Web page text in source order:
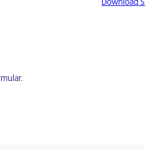
Download